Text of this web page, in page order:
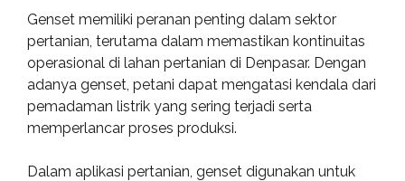
Genset memiliki peranan penting dalam sektor
pertanian, terutama dalam memastikan kontinuitas
operasional di lahan pertanian di Denpasar. Dengan
adanya genset, petani dapat mengatasi kendala dari
pemadaman listrik yang sering terjadi serta
memperlancar proses produksi.
Dalam aplikasi pertanian, genset digunakan untuk